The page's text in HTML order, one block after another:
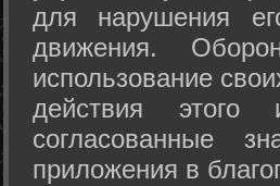
для нарушения
движения.
использование
действия этого
согласованные
приложения в